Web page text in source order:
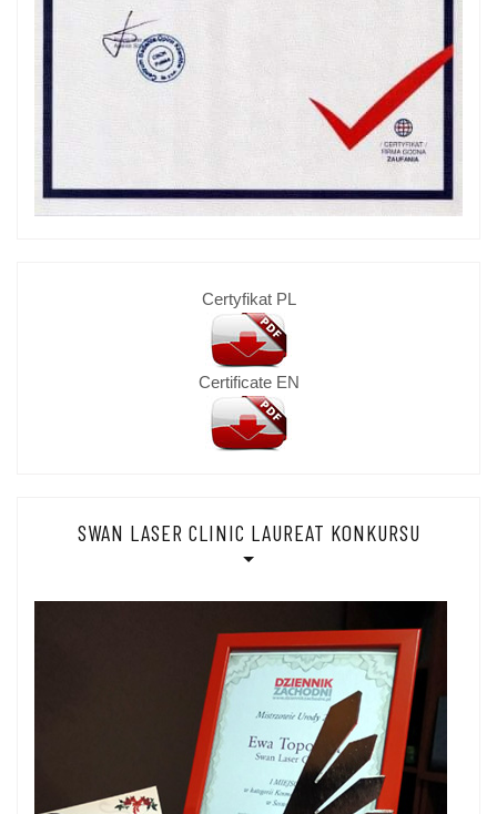
Certyfikat PL
Certificate EN
SWAN LASER CLINIC LAUREAT KONKURSU